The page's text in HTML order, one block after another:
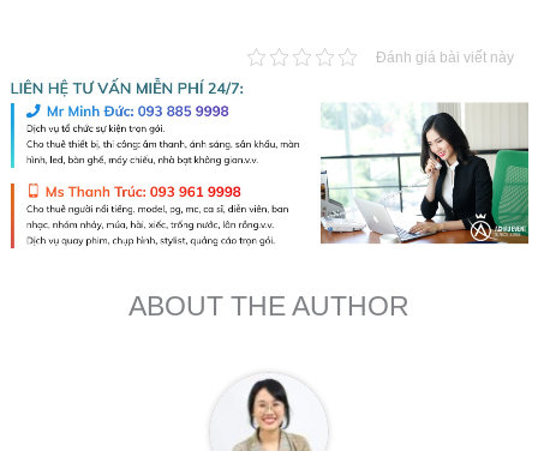
Đánh giá bài viết này
ABOUT THE AUTHOR